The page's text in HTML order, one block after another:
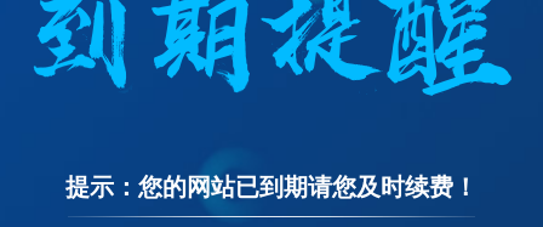
提示：您的网站已到期请您及时续费！